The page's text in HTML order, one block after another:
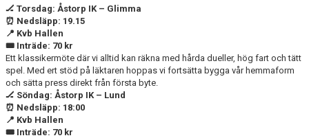
🏒 Torsdag: Åstorp IK – Glimma
⏰ Nedsläpp: 19.15
📍 Kvb Hallen
🎟️ Inträde: 70 kr
Ett klassikermöte där vi alltid kan räkna med hårda dueller, hög fart och tätt
spel. Med ert stöd på läktaren hoppas vi fortsätta bygga vår hemmaform
och sätta press direkt från första byte.
🏒 Söndag: Åstorp IK – Lund
⏰ Nedsläpp: 18:00
📍 Kvb Hallen
🎟️ Inträde: 70 kr